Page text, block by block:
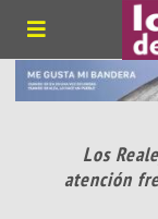
Los
atención